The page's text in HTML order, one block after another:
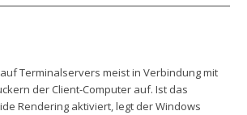
Terminalservers meist in Verbindung mit
der Client-Computer auf. Ist das
Rendering aktiviert, legt der Windows